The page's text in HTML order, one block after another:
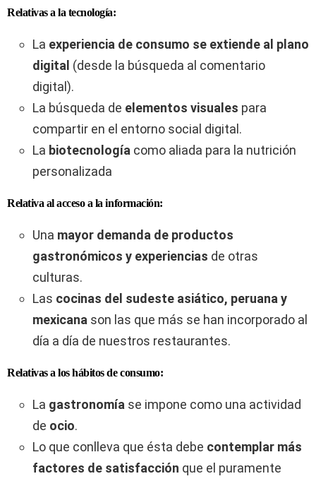
Relativas a la tecnología:
La experiencia de consumo se extiende al plano
digital (desde la búsqueda al comentario
digital).
La búsqueda de elementos visuales para
compartir en el entorno social digital.
La biotecnología como aliada para la nutrición
personalizada
Relativa al acceso a la información:
Una mayor demanda de productos
gastronómicos y experiencias de otras
culturas.
Las cocinas del sudeste asiático, peruana y
mexicana son las que más se han incorporado al
día a día de nuestros restaurantes.
Relativas a los hábitos de consumo:
La gastronomía se impone como una actividad
de ocio.
Lo que conlleva que ésta debe contemplar más
factores de satisfacción que el puramente